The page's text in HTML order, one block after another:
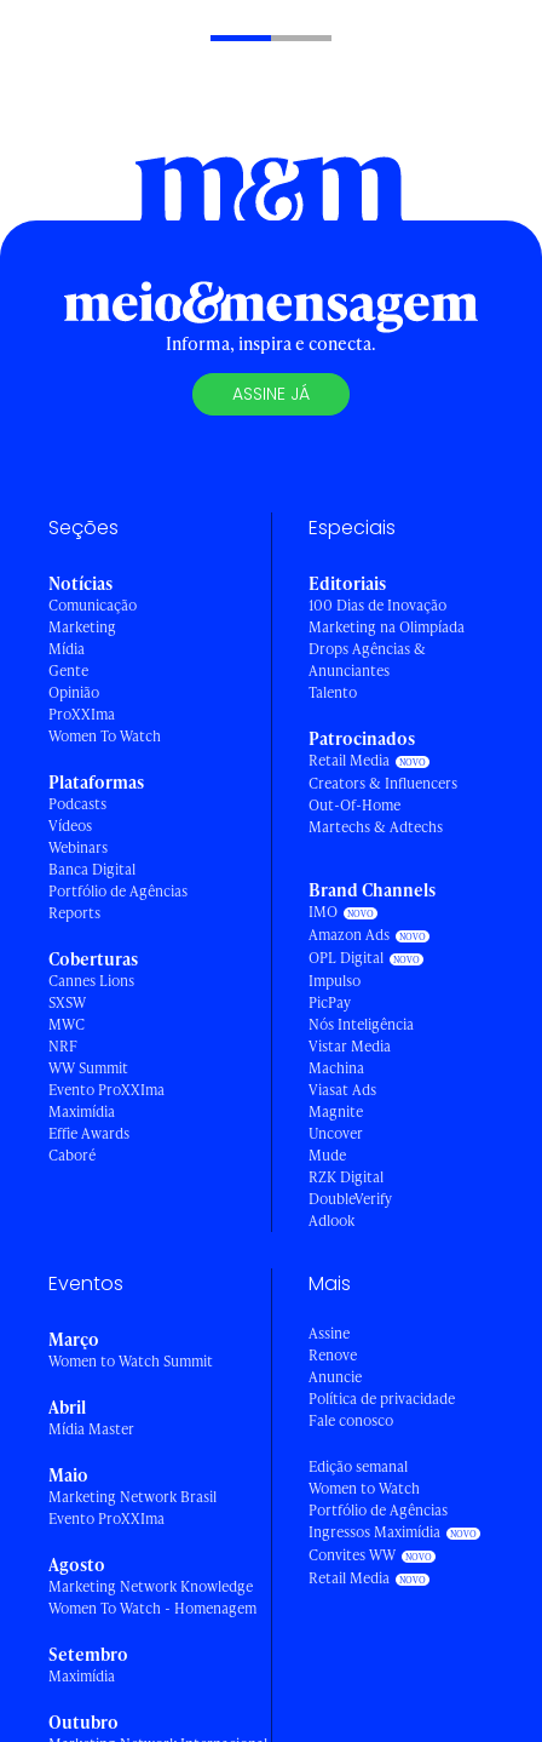
Informa, inspira e conecta.
ASSINE JÁ
Seções
Notícias
Comunicação
Marketing
Mídia
Gente
Opinião
ProXXIma
Women To Watch
Plataformas
Podcasts
Vídeos
Webinars
Banca Digital
Portfólio de Agências
Reports
Coberturas
Cannes Lions
SXSW
MWC
NRF
WW Summit
Evento ProXXIma
Maximídia
Effie Awards
Caboré
Especiais
Editoriais
100 Dias de Inovação
Marketing na Olimpíada
Drops Agências &
Anunciantes
Talento
Patrocinados
Retail Media
Creators & Influencers
Out-Of-Home
Martechs & Adtechs
Brand Channels
IMO
Amazon Ads
OPL Digital
Impulso
PicPay
Nós Inteligência
Vistar Media
Machina
Viasat Ads
Magnite
Uncover
Mude
RZK Digital
DoubleVerify
Adlook
Eventos
Março
Women to Watch Summit
Abril
Mídia Master
Maio
Marketing Network Brasil
Evento ProXXIma
Agosto
Marketing Network Knowledge
Women To Watch - Homenagem
Setembro
Maximídia
Outubro
Mais
Assine
Renove
Anuncie
Política de privacidade
Fale conosco
Edição semanal
Women to Watch
Portfólio de Agências
Ingressos Maximídia
Convites WW
Retail Media